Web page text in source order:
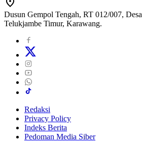
Dusun Gempol Tengah, RT 012/007,
Telukjambe Timur, Karawang.
Redaksi
Privacy Policy
Indeks Berita
Pedoman Media Siber